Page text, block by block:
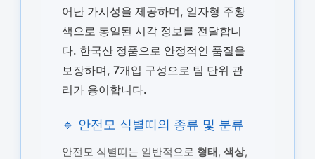
어난 가시성을 제공하며, 일자형 주황
색으로 통일된 시각 정보를 전달합니
다. 한국산 정품으로 안정적인 품질을
보장하며, 7개입 구성으로 팀 단위 관
리가 용이합니다.
🔹 안전모 식별띠의 종류 및 분류
안전모 식별띠는 일반적으로 형태, 색상,